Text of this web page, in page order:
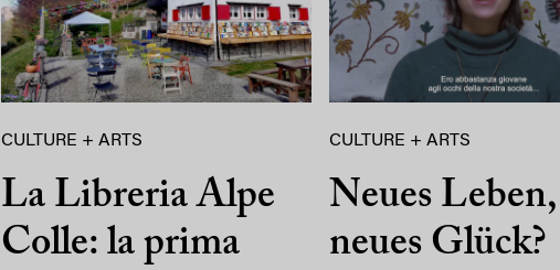
CULTURE + ARTS
La Libreria Alpe
Colle: la prima
CULTURE + ARTS
Neues Leben,
neues Glück?